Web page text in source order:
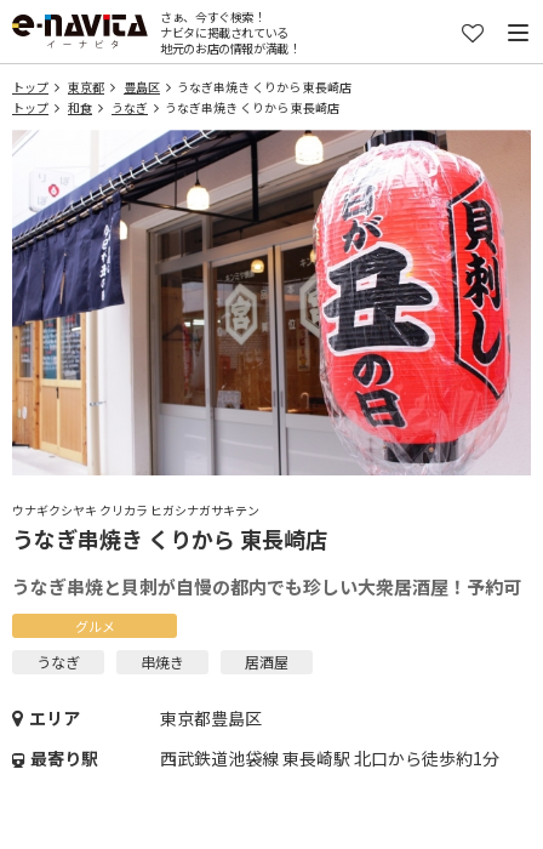
さぁ、今すぐ検索！
ナビタに掲載されている
地元のお店の情報が満載！
トップ 東京都 豊島区
うなぎ串焼き くりから 東長崎店
トップ
和食 うなぎ うなぎ串焼き くりから 東長崎店
ウナギクシヤキ クリカラ ヒガシナガサキテン
うなぎ串焼き くりから 東長崎店
うなぎ串焼と貝刺が自慢の都内でも珍しい大衆居酒屋！予約可
グルメ
うなぎ 串焼き 居酒屋
エリア
東京都豊島区
最寄り駅
西武鉄道池袋線 東長崎駅 北口から徒歩約1分